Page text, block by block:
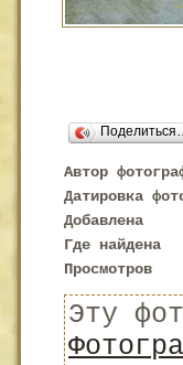
Автор
Датировка
Добавлена
Где найдена
Просмотров
Эту